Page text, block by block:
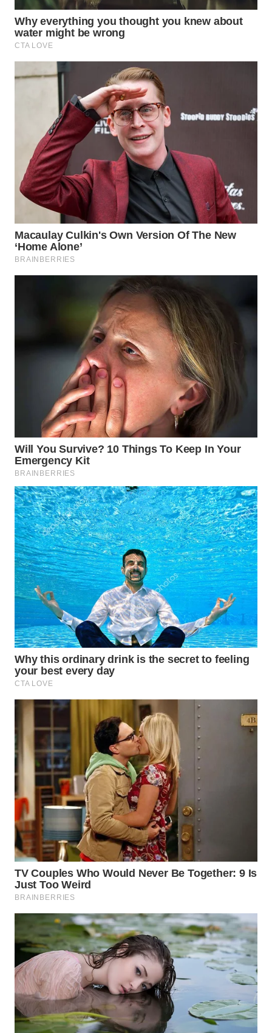
WN DELI
SERDANG
TINGGI
PAKPAK
WN
KARAWANG
WN
WN
BOGOR
TAPANULI
SAMOSIR
PADANG
LAWAS
WN
SUMEDANG
WN
CIANJUR
WN
KEPULAUAN
SERIBU
WN
TANGERANG
BINJAI
WN
CIREBON
WN
INDRAMAYU
WN
KUNINGAN
WN
MAJALENGKA
WN
SUBANG
WN
SUKABUMI
PURWAKARTA